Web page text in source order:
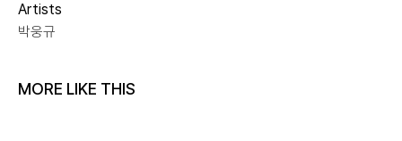
Artists
박웅규
MORE LIKE THIS